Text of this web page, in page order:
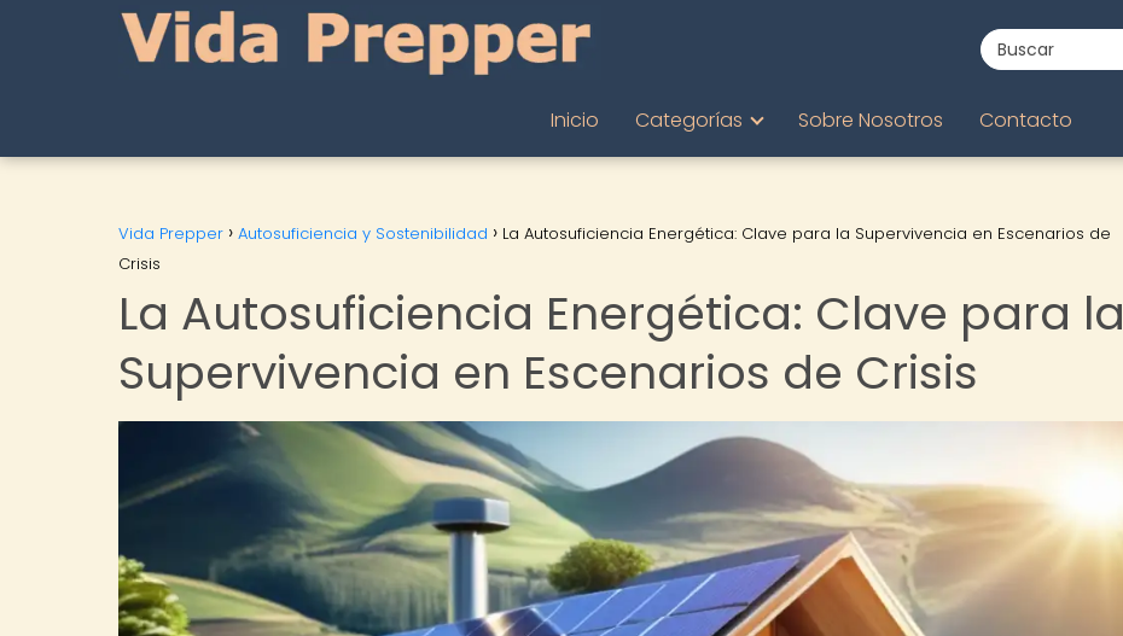
Inicio Categorías Sobre Nosotros Contacto
Vida Prepper Autosuficiencia y Sostenibilidad
La Autosuficiencia Energética: Clave para la Supervivencia en Escenarios de
Crisis
La Autosuficiencia Energética: Clave para la
Supervivencia en Escenarios de Crisis